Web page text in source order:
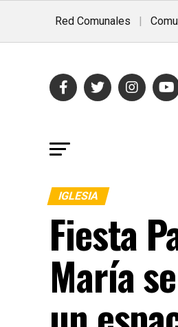
Red Comunales |
IGLESIA
Fiesta
María